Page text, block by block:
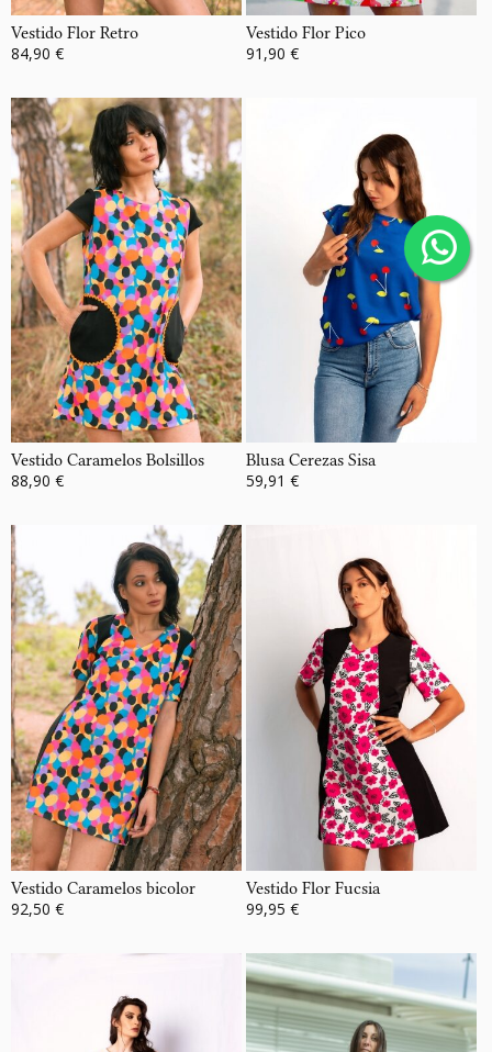
Vestido Flor Retro
84,90 €
Vestido Flor Pico
91,90 €
Vestido Caramelos Bolsillos
88,90 €
Blusa Cerezas Sisa
59,91 €
Vestido Caramelos bicolor
92,50 €
Vestido Flor Fucsia
99,95 €